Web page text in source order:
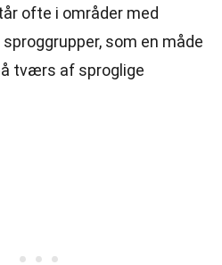
ofte i områder med
som en måde
tværs af sproglige